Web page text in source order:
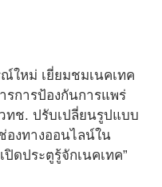
ใหม่ เยี่ยมชมเนคเทค
รการป้องกันการแพร่
ทช. ปรับเปลี่ยนรูปแบบ
องทางออนไลน์ใน
ปิดประตูรู้จักเนคเทค”